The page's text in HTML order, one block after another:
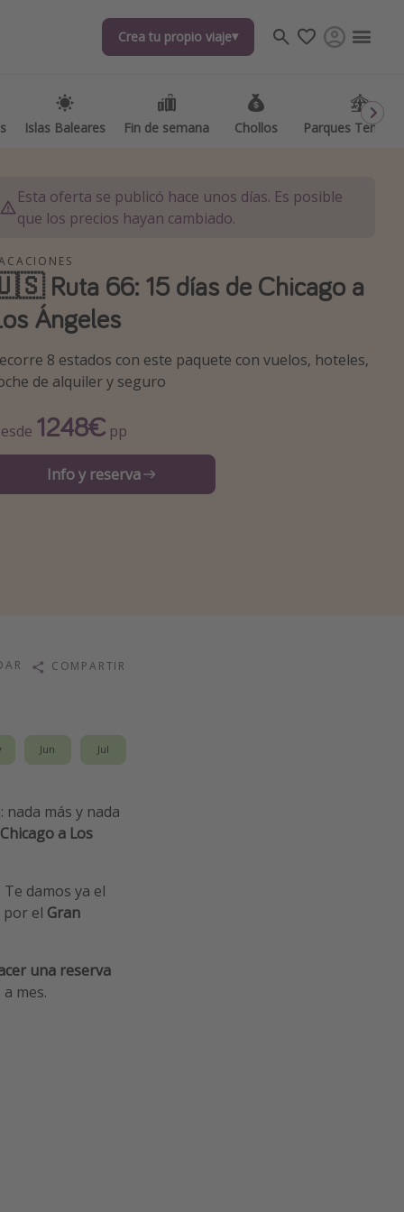
Crea tu propio viaje
Islas Baleares Fin de semana Chollos Parques
Crea tu propio viaje
Islas Baleares Fin de semana Chollos Parques
destinos
Esta oferta se publicó hace unos días. Es posible
que los precios hayan cambiado.
Ruta 66: 15 días de Chicago a
Ángeles
8 estados con este paquete con vuelos, hoteles,
de alquiler y seguro
1248€ pp
Info y reserva
COMPARTIR
Jun Jul
más y nada
a Los
damos ya el
por el Gran
una reserva
mes.